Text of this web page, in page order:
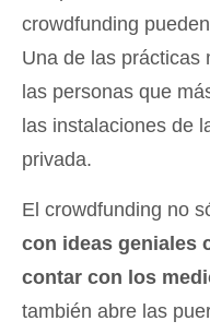
crowdfunding
Una de las prácticas
las personas que
las instalaciones de
privada.
El crowdfunding no
con ideas geniales
contar con los
también abre las